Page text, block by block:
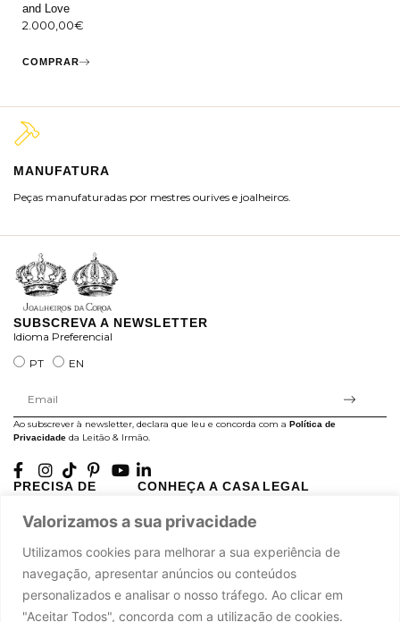
Valorizamos a sua privacidade
Utilizamos cookies para melhorar a sua experiência de
navegação, apresentar anúncios ou conteúdos
personalizados e analisar o nosso tráfego. Ao clicar em
"Aceitar Todos", concorda com a utilização de cookies.
and Love
2.000,00€
COMPRAR
MANUFATURA
Peças manufaturadas por mestres ourives e joalheiros.
SUBSCREVA A NEWSLETTER
Idioma Preferencial
PT
EN
Ao subscrever à newsletter, declara que leu e concorda com a Política de
Privacidade da Leitão & Irmão.
PRECISA DE
A minha conta
Contacte-nos
CONHEÇA A CASA
História
LEGAL
Termos e Condições
Livro de Reclamações